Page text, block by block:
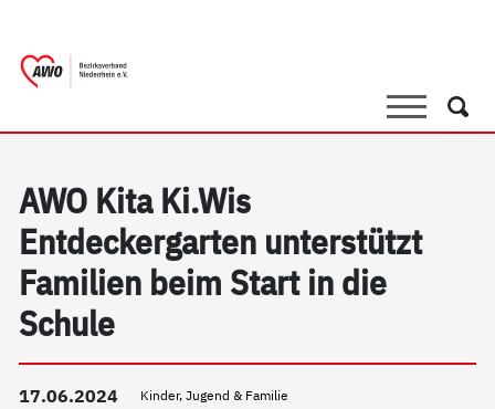
SucheSuche
AWO Kita Ki.Wis
Entdeckergarten unterstützt
Familien beim Start in die
Schule
17.06.2024 Kinder, Jugend & Familie